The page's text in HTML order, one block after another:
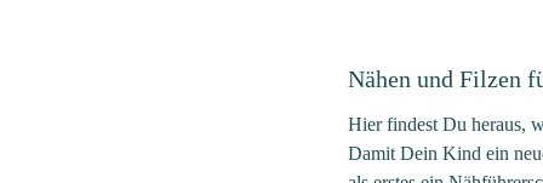
Nähen und Filzen
Hier findest Du heraus,
Damit Dein Kind ein